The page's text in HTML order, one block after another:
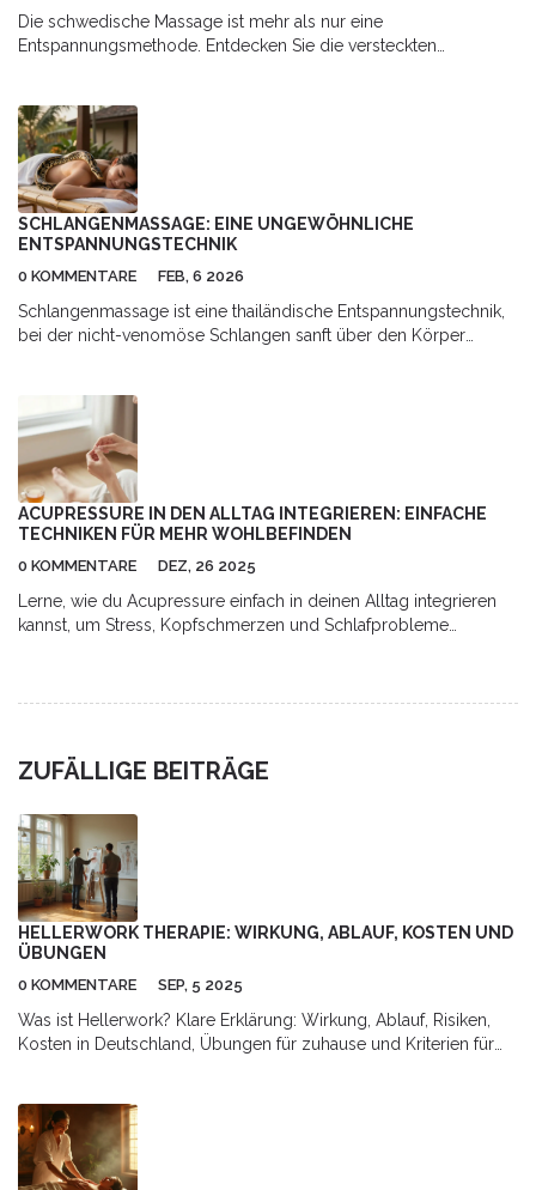
Die schwedische Massage ist mehr als nur eine
Entspannungsmethode. Entdecken Sie die versteckten
Blutzirkulation, die vielfältigen positiven Auswirkungen auf
Körper und Geist sind beeindruckend. Lernen Sie, wie
regelmäßige schwedische Massagen nicht nur Ihr körperliches,
sondern auch Ihr seelisches Wohlbefinden fördern können.
Tauchen Sie ein in die Welt der Wellness und entdecken Sie, wie
Sie durch schwedische Massage zu einem gesünderen
SCHLANGENMASSAGE: EINE UNGEWÖHNLICHE
ENTSPANNUNGSTECHNIK
0 KOMMENTARE FEB, 6 2026
Schlangenmassage ist eine thailändische Entspannungstechnik,
bei der nicht-venomöse Schlangen sanft über den Körper
Sie bei einer Sitzung erwarten.
ACUPRESSURE IN DEN ALLTAG INTEGRIEREN: EINFACHE
TECHNIKEN FÜR MEHR WOHLBEFINDEN
0 KOMMENTARE DEZ, 26 2025
Lerne, wie du Acupressure einfach in deinen Alltag integrieren
kannst, um Stress, Kopfschmerzen und Schlafprobleme
ZUFÄLLIGE BEITRÄGE
HELLERWORK THERAPIE: WIRKUNG, ABLAUF, KOSTEN UND
ÜBUNGEN
0 KOMMENTARE SEP, 5 2025
Was ist Hellerwork? Klare Erklärung: Wirkung, Ablauf, Risiken,
Kosten in Deutschland, Übungen für zuhause und Kriterien für